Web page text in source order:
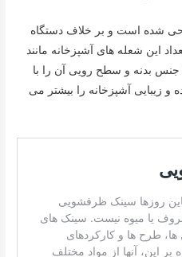
شده است و بر خلاف دستگاه
این شعله های آشپزخانه مانند
بدنه و سطح رویی آن را با
و زیبایی آشپزخانه را بیشتر می